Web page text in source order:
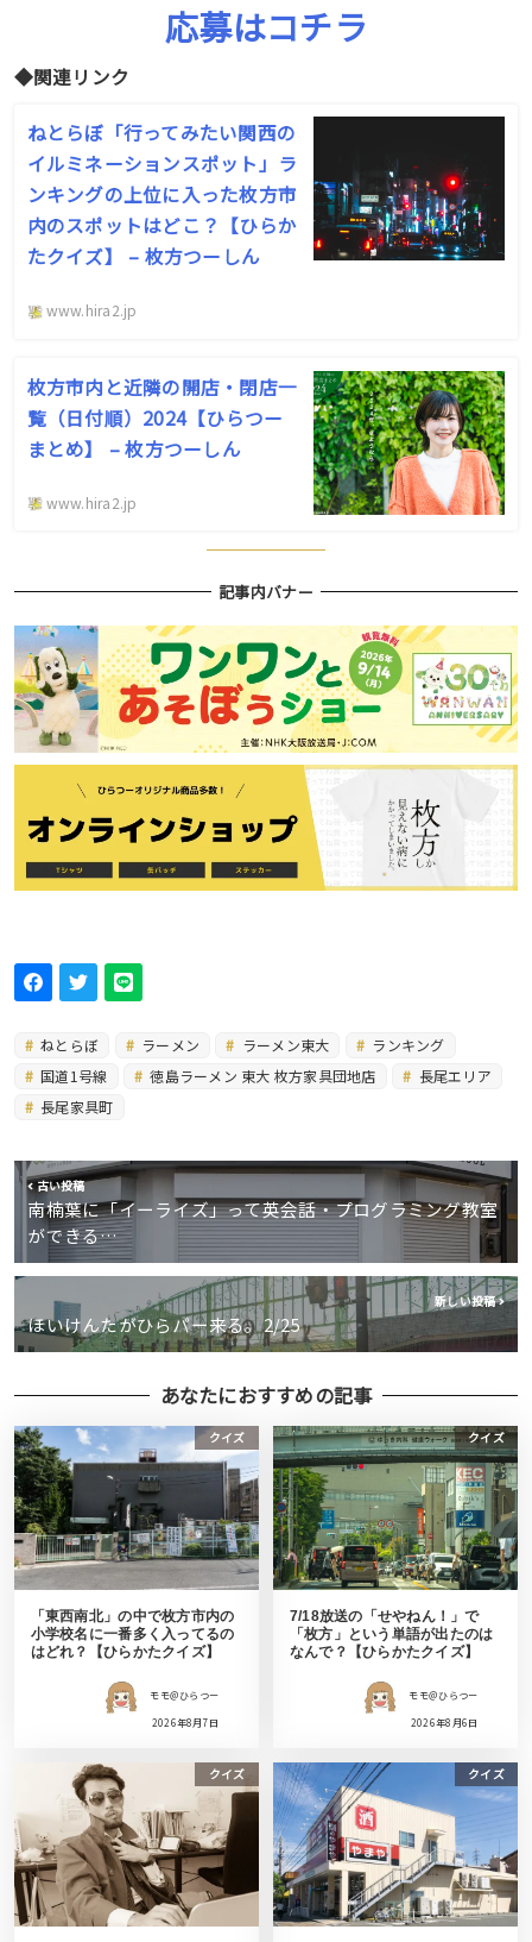
応募はコチラ
◆関連リンク
ねとらぼ「行ってみたい関西の
イルミネーションスポット」ラ
ンキングの上位に入った枚方市
内のスポットはどこ？【ひらか
たクイズ】 – 枚方つーしん
www.hira2.jp
枚方市内と近隣の開店・閉店一
覧（日付順）2024【ひらつー
まとめ】 – 枚方つーしん
www.hira2.jp
記事内バナー
ねとらぼ ラーメン ラーメン東大
ランキング
国道1号線
徳島ラーメン 東大 枚方家具団地店
長尾エリア
長尾家具町
古い投稿
南楠葉に「イーライズ」って英会話・プログラミング教室
ができる…
新しい投稿
ほいけんたがひらパー来る。2/25
あなたにおすすめの記事
クイズ
「東西南北」の中で枚方市内の
小学校名に一番多く入ってるの
はどれ？【ひらかたクイズ】
モモ＠ひらつー
2026年8月7日
クイズ
7/18放送の「せやねん！」で
「枚方」という単語が出たのは
なんで？【ひらかたクイズ】
モモ＠ひらつー
2026年8月6日
クイズ クイズ